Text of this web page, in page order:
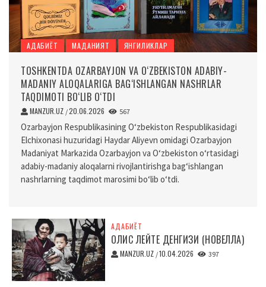
АДАБИЁТ МАДАНИЯТ ЯНГИЛИКЛАР
TOSHKENTDA OZARBAYJON VA O‘ZBEKISTON ADABIY-
MADANIY ALOQALARIGA BAG‘ISHLANGAN NASHRLAR
TAQDIMOTI BO‘LIB O‘TDI
MANZUR.UZ /20.06.2026 567
Ozarbayjon Respublikasining O‘zbekiston Respublikasidagi
Elchixonasi huzuridagi Haydar Aliyevn omidagi Ozarbayjon
Madaniyat Markazida Ozarbayjon va O‘zbekiston o‘rtasidagi
adabiy-madaniy aloqalarni rivojlantirishga bag‘ishlangan
nashrlarning taqdimot marosimi bo‘lib o‘tdi.
АДАБИЁТ
ОЛИС ЛЕЙТЕ ДЕНГИЗИ (НОВЕЛЛА)
MANZUR.UZ /10.04.2026 397